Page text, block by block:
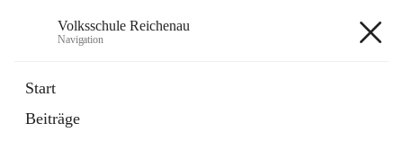
Volksschule Reichenau
Navigation
Start
Beiträge